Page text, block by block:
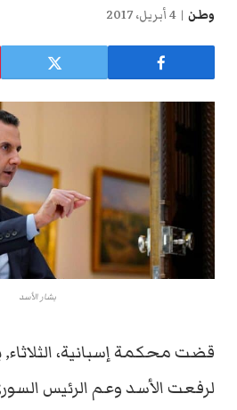
وطن 4 أبريل، 2017
بشار الأسد
قضت محكمة إسبانية،
لرفعت الأسد وعم الرئيس